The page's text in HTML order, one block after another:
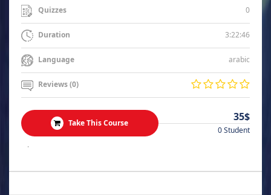
Quizzes 0
Duration 3:22:46
Language arabic
Reviews (0)
Take This Course 35$
0 Student
.